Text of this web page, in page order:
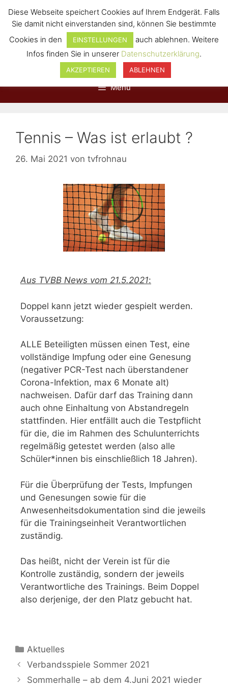
Menü
Tennis – Was ist erlaubt ?
26. Mai 2021 von tvfrohnau
Aus TVBB News vom 21.5.2021:
Doppel kann jetzt wieder gespielt werden.
Voraussetzung:
ALLE Beteiligten müssen einen Test, eine
vollständige Impfung oder eine Genesung
(negativer PCR-Test nach überstandener
Corona-Infektion, max 6 Monate alt)
nachweisen. Dafür darf das Training dann
auch ohne Einhaltung von Abstandregeln
stattfinden. Hier entfällt auch die Testpflicht
für die, die im Rahmen des Schulunterrichts
regelmäßig getestet werden (also alle
Schüler*innen bis einschließlich 18 Jahren).
Für die Überprüfung der Tests, Impfungen
und Genesungen sowie für die
Anwesenheitsdokumentation sind die jeweils
für die Trainingseinheit Verantwortlichen
zuständig.
Das heißt, nicht der Verein ist für die
Kontrolle zuständig, sondern der jeweils
Verantwortliche des Trainings. Beim Doppel
also derjenige, der den Platz gebucht hat.
Aktuelles
Verbandsspiele Sommer 2021
Sommerhalle – ab dem 4.Juni 2021 wieder
Diese Webseite speichert Cookies auf Ihrem Endgerät. Falls
Sie damit nicht einverstanden sind, können Sie bestimmte
Cookies in den
EINSTELLUNGEN
auch ablehnen. Weitere
Infos finden Sie in unserer Datenschutzerklärung.
AKZEPTIEREN ABLEHNEN